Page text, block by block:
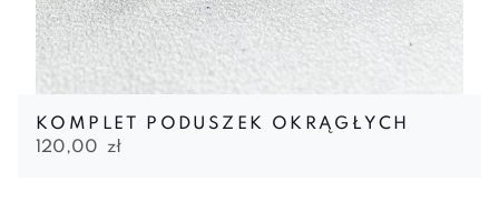
KOMPLET PODUSZEK OKRĄGŁYCH
120,00 zł